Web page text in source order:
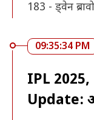
183 - ड्वेन ब्रावो
09:35:34 PM
IPL 2025,
Update: